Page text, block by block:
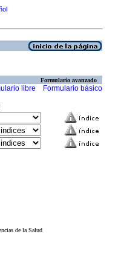
Formulario avanzado
libre Formulario básico
de la Salud